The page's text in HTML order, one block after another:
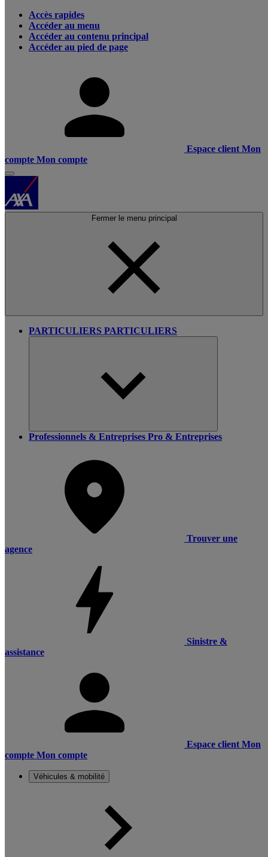
Accès rapides
Accéder au menu
Accéder au contenu principal
Accéder au pied de page
Espace client Mon
compte Mon compte
Fermer le menu principal
PARTICULIERS PARTICULIERS
Professionnels & Entreprises Pro & Entreprises
Trouver une
agence
Sinistre &
assistance
Espace client Mon
compte Mon compte
Véhicules & mobilité